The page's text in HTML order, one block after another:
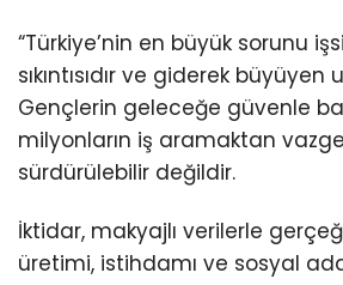
“Türkiye’nin en büyük sorunu
sıkıntısıdır ve giderek
Gençlerin geleceğe güvenle
milyonların iş aramaktan
sürdürülebilir değildir.
İktidar, makyajlı verilerle
üretimi, istihdamı ve sosyal